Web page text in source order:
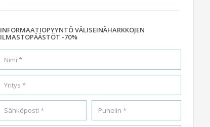
INFORMAATIOPYYNTÖ VÄLISEINÄHARKKOJEN
ILMASTOPÄÄSTÖT -70%